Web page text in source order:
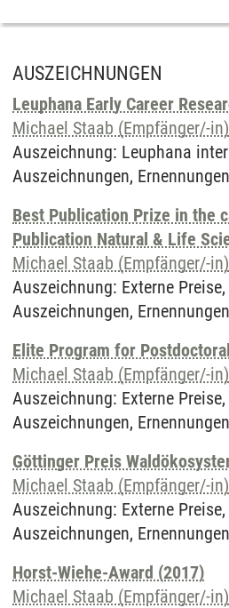
AUSZEICHNUNGEN
Leuphana Early Career
Michael Staab (Empfänger/-in)
Auszeichnung: Leuphana
Auszeichnungen, Ernennungen
Best Publication Prize in the
Publication Natural & Life
Michael Staab (Empfänger/-in)
Auszeichnung: Externe
Auszeichnungen, Ernennungen
Elite Program for
Michael Staab (Empfänger/-in)
Auszeichnung: Externe
Auszeichnungen, Ernennungen
Göttinger Preis
Michael Staab (Empfänger/-in)
Auszeichnung: Externe
Auszeichnungen, Ernennungen
Horst-Wiehe-Award (2017)
Michael Staab (Empfänger/-in)